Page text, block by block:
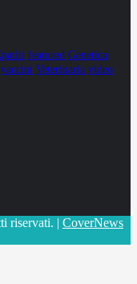
featured Genetica
vaccini Veterinaria video
riservati. | CoverNews